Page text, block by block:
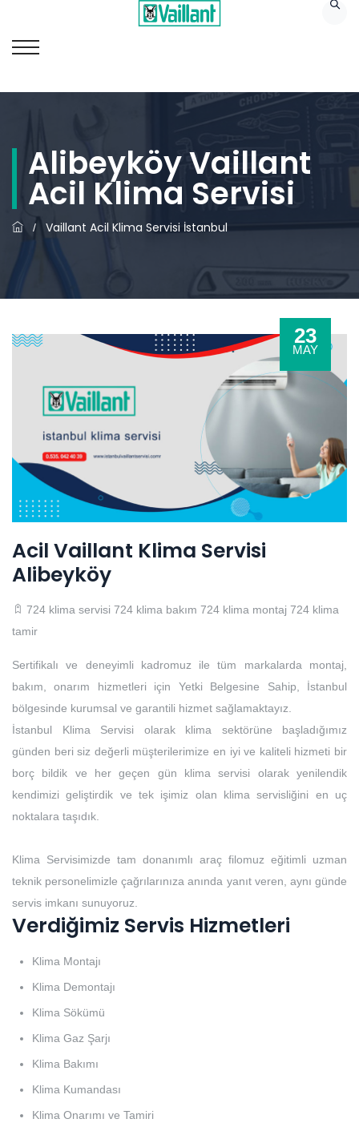
Alibeyköy Vaillant
Acil Klima Servisi
/ Vaillant Acil Klima Servisi İstanbul
23
MAY
Acil Vaillant Klima Servisi
Alibeyköy
724 klima servisi 724 klima bakım 724 klima montaj 724 klima
tamir
Sertifikalı ve deneyimli kadromuz ile tüm markalarda montaj,
bakım, onarım hizmetleri için Yetki Belgesine Sahip, İstanbul
bölgesinde kurumsal ve garantili hizmet sağlamaktayız.
İstanbul Klima Servisi olarak klima sektörüne başladığımız
günden beri siz değerli müşterilerimize en iyi ve kaliteli hizmeti bir
borç bildik ve her geçen gün klima servisi olarak yenilendik
kendimizi geliştirdik ve tek işimiz olan klima servisliğini en uç
noktalara taşıdık.
Klima Servisimizde tam donanımlı araç filomuz eğitimli uzman
teknik personelimizle çağrılarınıza anında yanıt veren, aynı günde
servis imkanı sunuyoruz.
Verdiğimiz Servis Hizmetleri
Klima Montajı
Klima Demontajı
Klima Sökümü
Klima Gaz Şarjı
Klima Bakımı
Klima Kumandası
Klima Onarımı ve Tamiri